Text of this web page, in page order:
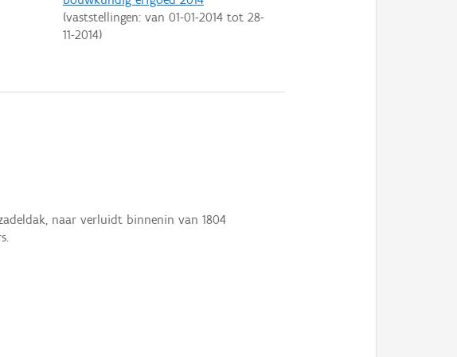
(vaststellingen: van 01-01-2014tot 28-
11-2014)
naar verluidt binnenin van 1804